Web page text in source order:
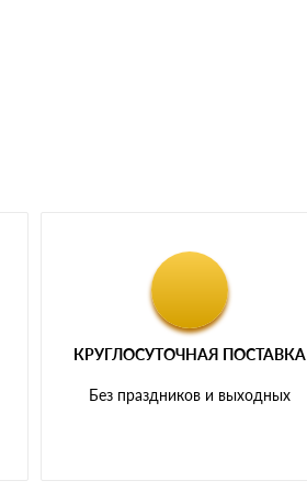
КРУГЛОСУТОЧНАЯ ПОСТАВКА
Без праздников и выходных